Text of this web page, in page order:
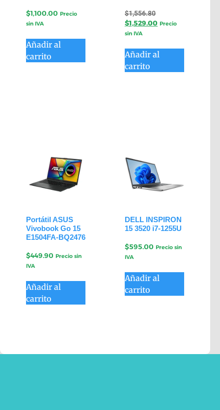
$1,100.00 Precio
sin IVA
Añadir al
carrito
$1,556.80
$1,529.00 Precio
sin IVA
Añadir al
carrito
Portátil ASUS
Vivobook Go 15
E1504FA-BQ2476
$449.90 Precio sin
IVA
Añadir al
carrito
DELL INSPIRON
15 3520 i7-1255U
$595.00 Precio sin
IVA
Añadir al
carrito